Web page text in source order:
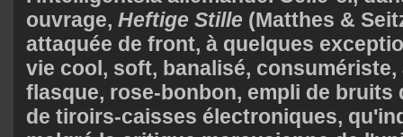
ouvrage, Heftige Stille (Matthes &
attaquée de front, à quelques
vie cool, soft, banalisé,
flasque, rose-bonbon, empli de bruits
de tiroirs-caisses électroniques,